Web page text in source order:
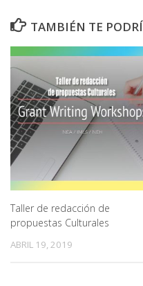
TAMBIÉN TE
Taller de redacción de
propuestas Culturales
ABRIL 19, 2019